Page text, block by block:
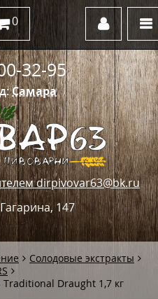
Самара
dirpivovar63@bk.ru
147
32-95
0
Солодовые экстракты
Traditional Draught 1,7 кг